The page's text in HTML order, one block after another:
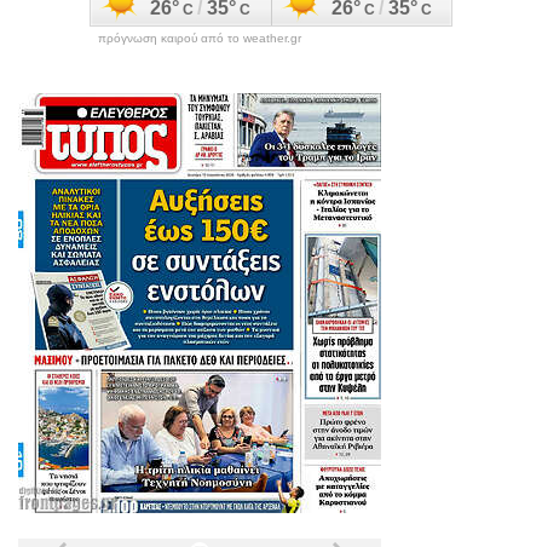
πρόγνωση καιρού από το weather.gr